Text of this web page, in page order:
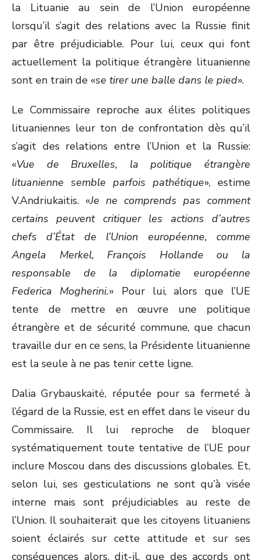
la Lituanie au sein de l’Union européenne
lorsqu’il s’agit des relations avec la Russie finit
par être préjudiciable. Pour lui, ceux qui font
actuellement la politique étrangère lituanienne
sont en train de «se tirer une balle dans le pied».
Le Commissaire reproche aux élites politiques
lituaniennes leur ton de confrontation dès qu’il
s’agit des relations entre l’Union et la Russie:
«Vue de Bruxelles, la politique étrangère
lituanienne semble parfois pathétique», estime
V.Andriukaitis. «Je ne comprends pas comment
certains peuvent critiquer les actions d’autres
chefs d’État de l’Union européenne, comme
Angela Merkel, François Hollande ou la
responsable de la diplomatie européenne
Federica Mogherini.» Pour lui, alors que l’UE
tente de mettre en œuvre une politique
étrangère et de sécurité commune, que chacun
travaille dur en ce sens, la Présidente lituanienne
est la seule à ne pas tenir cette ligne.
Dalia Grybauskaitė, réputée pour sa fermeté à
l’égard de la Russie, est en effet dans le viseur du
Commissaire. Il lui reproche de bloquer
systématiquement toute tentative de l’UE pour
inclure Moscou dans des discussions globales. Et,
selon lui, ses gesticulations ne sont qu’à visée
interne mais sont préjudiciables au reste de
l’Union. Il souhaiterait que les citoyens lituaniens
soient éclairés sur cette attitude et sur ses
conséquences alors, dit-il, que des accords ont